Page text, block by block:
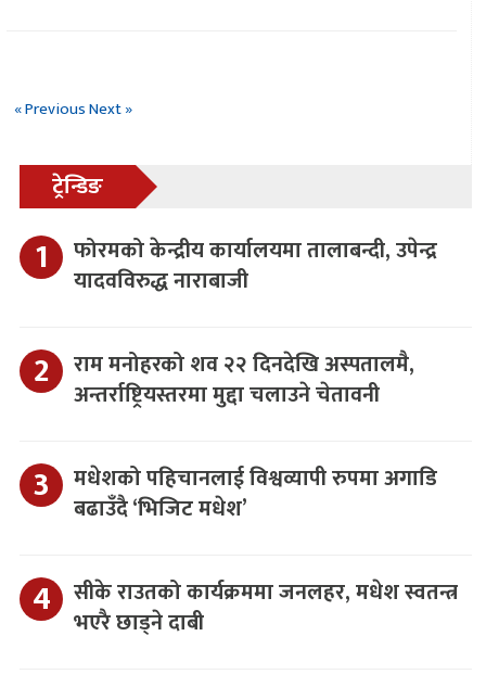
« PreviousNext »
ट्रेन्डिङ
फोरमको केन्द्रीय कार्यालयमा तालाबन्दी, उपेन्द्र
यादवविरुद्ध नाराबाजी
राम मनोहरको शव २२ दिनदेखि अस्पतालमै,
अन्तर्राष्ट्रियस्तरमा मुद्दा चलाउने चेतावनी
मधेशको पहिचानलाई विश्वव्यापी रुपमा अगाडि
बढाउँदै ‘भिजिट मधेश’
सीके राउतको कार्यक्रममा जनलहर, मधेश स्वतन्त्र
भएरै छाड्ने दाबी